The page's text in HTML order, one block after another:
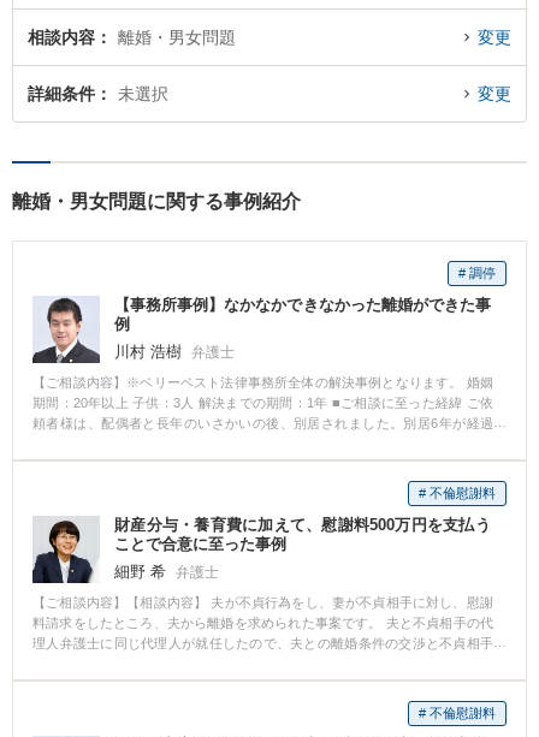
相談内容 離婚・男女問題 変更
詳細条件 未選択 変更
離婚・男女問題に関する事例紹介
# 調停
【事務所事例】なかなかできなかった離婚ができた事
例
川村 浩樹 弁護士
【ご相談内容】※ベリーベスト法律事務所全体の解決事例となります。 婚姻
期間：20年以上 子供：3人 解決までの期間：1年 ■ご相談に至った経緯 ご依
頼者様は、配偶者と長年のいさかいの後、別居されました。別居6年が経過
りと話をはぐらかし、なかなか離婚できずにいました。 ■ご相談内容 離婚調
停を申立て、早期の離婚を実現したいとのことでした。 ■ベリーベストの対
応とその結果 家庭裁判所に離婚調停を申し立て、ご依頼者様の希望の条件に
て離婚を成立することができました。
# 不倫慰謝料
財産分与・養育費に加えて、慰謝料500万円を支払う
ことで合意に至った事例
細野 希 弁護士
【ご相談内容】【相談内容】 夫が不貞行為をし、妻が不貞相手に対し、慰謝
料請求をしたところ、夫から離婚を求められた事案です。 夫と不貞相手の代
理人弁護士に同じ代理人が就任したので、夫との離婚条件の交渉と不貞相手
となり、夫から財産分与と養育費をもらうことになりました。 その他、不貞
慰謝料500万円を請求し、夫と不貞相手が連帯して支払うことになりました。
【弁護士のコメント】 夫は、当初、不貞行為発覚から3年が経過しているため
# 不倫慰謝料